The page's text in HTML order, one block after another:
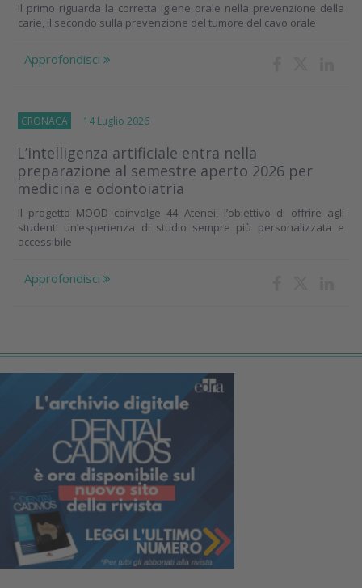
Il primo riguarda la corretta igiene orale nella prevenzione della
carie, il secondo sulla prevenzione del tumore del cavo orale
Approfondisci
CRONACA 14 Luglio 2026
L’intelligenza artificiale entra nella
preparazione al semestre aperto 2026 per
medicina e odontoiatria
Il progetto MOOD coinvolge 44 Atenei, l’obiettivo di offrire agli
studenti un’esperienza di studio sempre più personalizzata e
accessibile
Approfondisci